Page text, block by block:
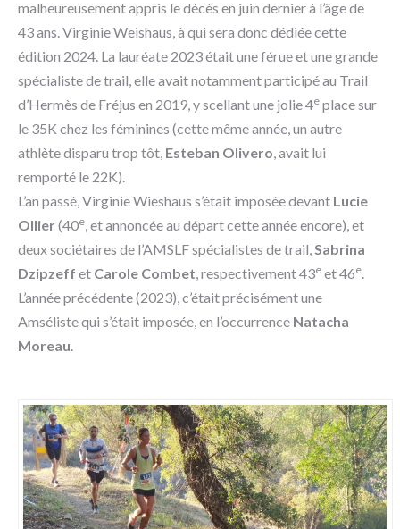
malheureusement appris le décès en juin dernier à l’âge de
43 ans. Virginie Weishaus, à qui sera donc dédiée cette
édition 2024. La lauréate 2023 était une férue et une grande
spécialiste de trail, elle avait notamment participé au Trail
d’Hermès de Fréjus en 2019, y scellant une jolie 4e place sur
le 35K chez les féminines (cette même année, un autre
athlète disparu trop tôt, Esteban Olivero , avait lui
remporté le 22K).
L’an passé, Virginie Wieshaus s’était imposée devant Lucie
Ollier (40e , et annoncée au départ cette année encore), et
deux sociétaires de l’AMSLF spécialistes de trail, Sabrina
Dzipzeff et Carole Combet , respectivement 43e et 46e
L’année précédente (2023), c’était précisément une
Amséliste qui s’était imposée, en l’occurrence Natacha
Moreau